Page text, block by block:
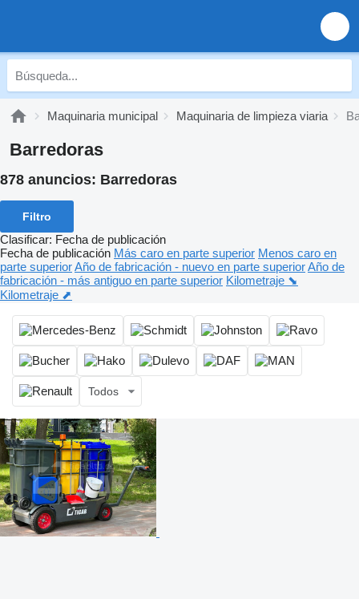
Maquinaria municipal Maquinaria de limpieza viaria
Barredoras
878 anuncios: Barredoras
Filtro
Clasificar: Fecha de publicación
Fecha de publicación Más caro en parte superior Menos caro en
parte superiorAño de fabricación - nuevo en parte superiorAño de
fabricación - más antiguo en parte superior Kilometraje ⬊
Kilometraje ⬈
Todos